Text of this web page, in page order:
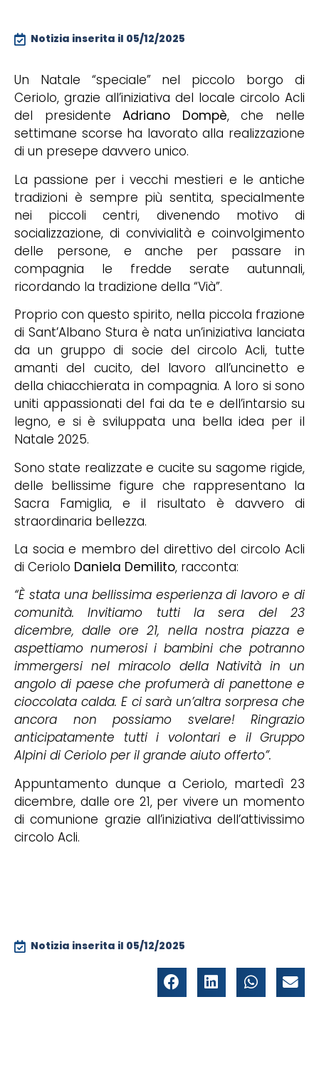
Notizia inserita il 05/12/2025
Un Natale “speciale” nel piccolo borgo di
Ceriolo, grazie all’iniziativa del locale circolo Acli
del presidenteAdriano Dompè, che nelle
settimane scorse ha lavorato alla realizzazione
di un presepe davvero unico.
La passione per i vecchi mestieri e le antiche
tradizioni è sempre più sentita, specialmente
nei piccoli centri, divenendo motivo di
socializzazione, di convivialità e coinvolgimento
delle persone, e anche per passare in
compagnia le fredde serate autunnali,
ricordando la tradizione della “Vià”.
Proprio con questo spirito, nella piccola frazione
di Sant’Albano Stura è nata un’iniziativa lanciata
da un gruppo di socie del circolo Acli, tutte
amanti del cucito, del lavoro all’uncinetto e
della chiacchierata in compagnia. A loro si sono
uniti appassionati del fai da te e dell’intarsio su
legno, e si è sviluppata una bella idea per il
Natale 2025.
Sono state realizzate e cucite su sagome rigide,
delle bellissime figure che rappresentano la
Sacra Famiglia, e il risultato è davvero di
straordinaria bellezza.
La socia e membro del direttivo del circolo Acli
di Ceriolo Daniela Demilito, racconta:
“È stata una bellissima esperienza di lavoro e di
comunità. Invitiamo tutti la sera del 23
dicembre, dalle ore 21, nella nostra piazza e
aspettiamo numerosi i bambini che potranno
immergersi nel miracolo della Natività in un
angolo di paese che profumerà di panettone e
cioccolata calda. E ci sarà un’altra sorpresa che
ancora non possiamo svelare! Ringrazio
anticipatamente tutti i volontari e il Gruppo
Alpini di Ceriolo per il grande aiuto offerto”.
Appuntamento dunque a Ceriolo, martedì 23
dicembre, dalle ore 21, per vivere un momento
di comunione grazie all’iniziativa dell’attivissimo
circolo Acli.
Notizia inserita il 05/12/2025